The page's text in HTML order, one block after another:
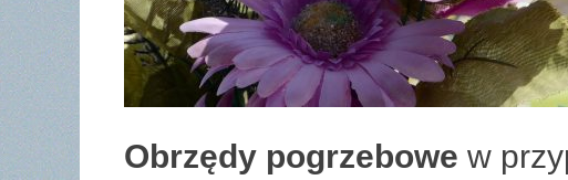
Obrzędy pogrzebowe w